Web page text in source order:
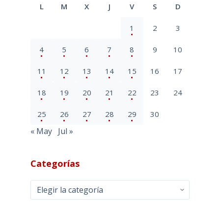
L M X J V S D
1 2 3
4 5 6 7 8 9 10
11 12 13 14 15 16 17
18 19 20 21 22 23 24
25 26 27 28 29 30
« May Jul »
Categorías
Categorías